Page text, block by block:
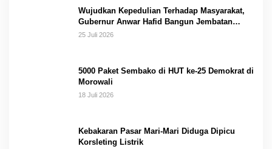
Wujudkan Kepedulian Terhadap Masyarakat,
Gubernur Anwar Hafid Bangun Jembatan
Gantung Masungkang dengan Dana Pribadi
25 Juli 2026
5000 Paket Sembako di HUT ke-25 Demokrat di
Morowali
18 Juli 2026
Kebakaran Pasar Mari-Mari Diduga Dipicu
Korsleting Listrik